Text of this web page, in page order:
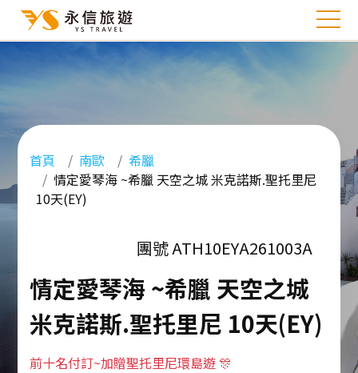
首頁 南歐
希臘
情定愛琴海 ~希臘 天空之城 米克諾斯.聖托里尼
10天(EY)
團號 ATH10EYA261003A
情定愛琴海 ~希臘 天空之城
米克諾斯.聖托里尼 10天(EY)
前十名付訂~加贈聖托里尼環島遊 🎊